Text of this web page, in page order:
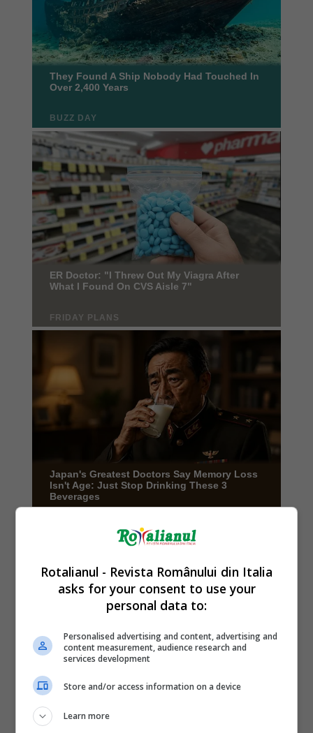
Rotalianul - Revista Românului din Italia
asks for your consent to use your
personal data to:
Personalised advertising and content, advertising and
content measurement, audience research and
services development
Store and/or access information on a device
Learn more